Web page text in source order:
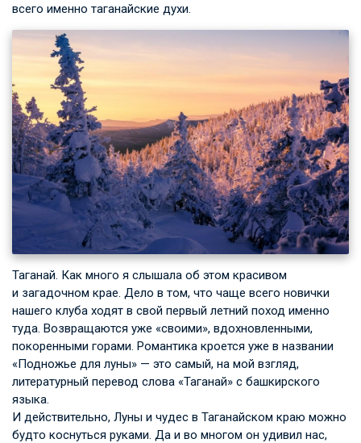
всего именно таганайские духи.
Таганай. Как много я слышала об этом красивом
и загадочном крае. Дело в том, что чаще всего новички
нашего клуба ходят в свой первый летний поход именно
туда. Возвращаются уже «своими», вдохновленными,
покоренными горами. Романтика кроется уже в названии
«Подножье для луны» — это самый, на мой взгляд,
литературный перевод слова «Таганай» с башкирского
языка.
И действительно, Луны и чудес в Таганайском краю можно
будто коснуться руками. Да и во многом он удивил нас,